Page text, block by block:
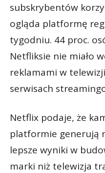
subskrybentów
ogląda platformę
tygodniu. 44 proc.
Netfliksie nie miało
reklamami w
serwisach
Netflix podaje, że
platformie generują
lepsze wyniki w
marki niż telewizja